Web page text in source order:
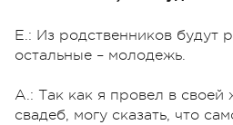
Е.: Из родственников будут
остальные – молодежь.
А.: Так как я провел в своей
свадеб, могу сказать, что